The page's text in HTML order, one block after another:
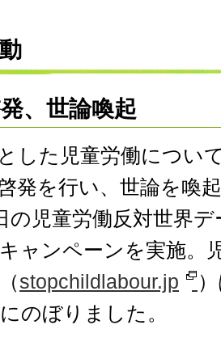
、世論喚起
した児童労働につい
発を行い、世論を喚
の児童労働反対世界
ャンペーンを実施。
stopchildlabour.jp
のぼりました。